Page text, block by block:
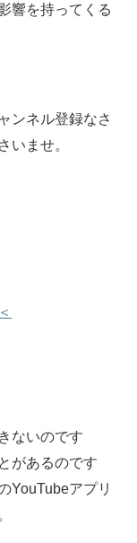
響を持ってくる
ンネル登録なさ
いませ。
ないのです
があるのです
YouTubeアプリ